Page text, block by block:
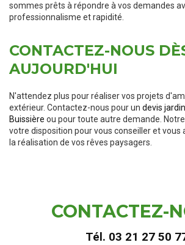
sommes prêts à répondre à vos demandes
professionnalisme et rapidité.
CONTACTEZ-NOUS
AUJOURD'HUI
N'attendez plus pour réaliser vos projets
extérieur. Contactez-nous pour un devis
Buissière ou pour toute autre demande.
votre disposition pour vous conseiller et vous
la réalisation de vos rêves paysagers.
CONTACTEZ-
Tél. 03 21 27 50